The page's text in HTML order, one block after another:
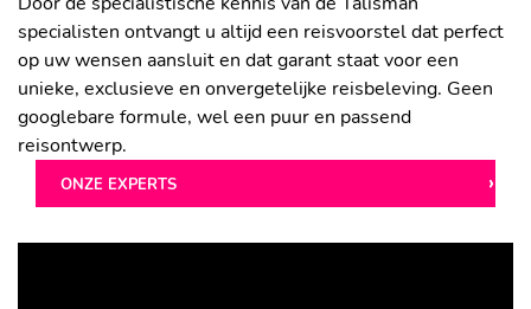
specialisten ontvangt u altijd een reisvoorstel dat perfect
op uw wensen aansluit en dat garant staat voor een
unieke, exclusieve en onvergetelijke reisbeleving. Geen
googlebare formule, wel een puur en passend
reisontwerp.
ONZE EXPERTS